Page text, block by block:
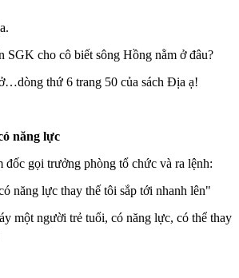
SGK cho cô biết sông Hồng nằm ở đâu?
thứ 6 trang 50 của sách Địa ạ!
năng lực
đốc gọi trưởng phòng tổ chức và ra lệnh:
năng lực thay thế tôi sắp tới nhanh lên"
một người trẻ tuổi, có năng lực, có thể thay